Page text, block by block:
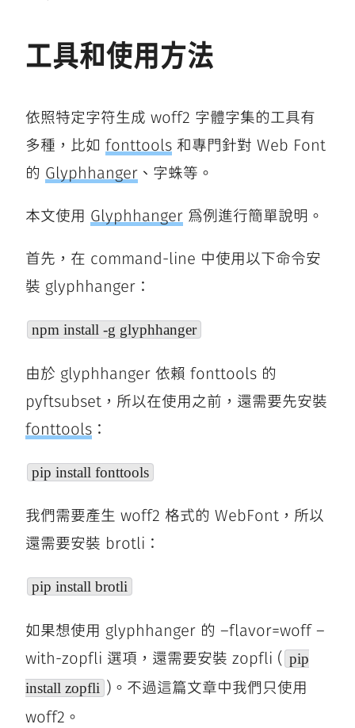
工具和使用方法
依照特定字符生成 woff2 字體字集的工具有
多種，比如 fonttools和專門針對 Web Font
的 Glyphhanger、字蛛等。
本文使用 Glyphhanger爲例進行簡單說明。
首先，在 command-line 中使用以下命令安
裝 glyphhanger：
npm install -g glyphhanger
由於 glyphhanger 依賴 fonttools 的
pyftsubset，所以在使用之前，還需要先安裝
fonttools：
pip install fonttools
我們需要產生 woff2 格式的 WebFont，所以
還需要安裝 brotli：
pip install brotli
如果想使用 glyphhanger 的 –flavor=woff –
with-zopfli 選項，還需要安裝 zopfli ( pip
install zopfli )。不過這篇文章中我們只使用
woff2。